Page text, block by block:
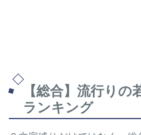
【総合】流行りの
ランキング